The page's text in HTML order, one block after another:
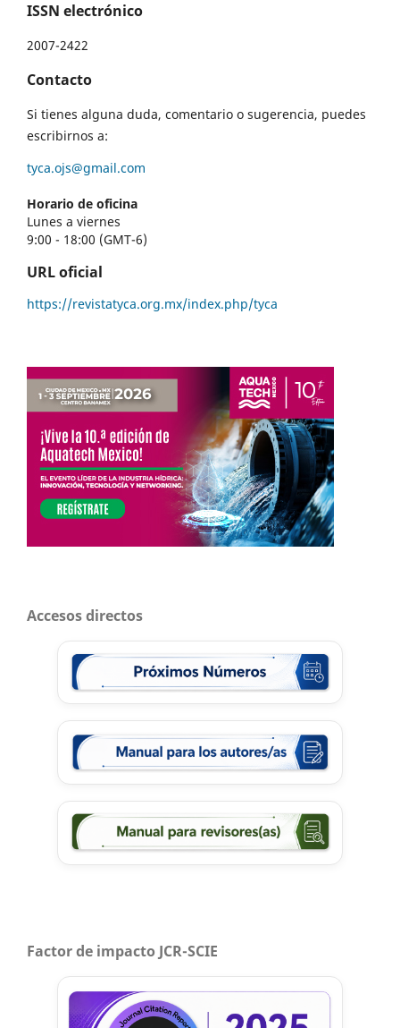
ISSN electrónico
2007-2422
Contacto
Si tienes alguna duda, comentario o sugerencia, puedes
escribirnos a:
tyca.ojs@gmail.com
Horario de oficina
Lunes a viernes
9:00 - 18:00 (GMT-6)
URL oficial
https://revistatyca.org.mx/index.php/tyca
Accesos directos
Factor de impacto JCR-SCIE